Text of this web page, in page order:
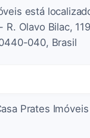
está
R. Olavo Bilac,
040, Brasil
Prates Imóveis